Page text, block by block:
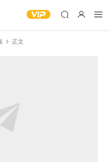
正文